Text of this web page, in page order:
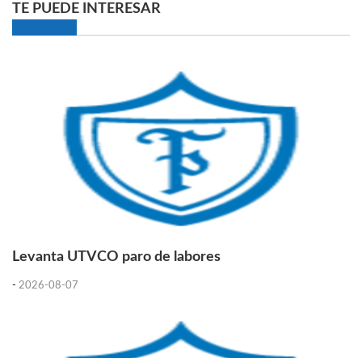
TE PUEDE INTERESAR
Levanta UTVCO paro de labores
- 2026-08-07